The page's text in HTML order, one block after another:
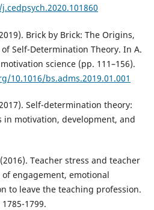
Brick by Brick: The Origins,
Self-Determination Theory. In A.
science (pp. 111–156).
10.1016/bs.adms.2019.01.001
Self-determination theory:
in motivation, development, and
Teacher stress and teacher
engagement, emotional
to leave the teaching profession.
1799.